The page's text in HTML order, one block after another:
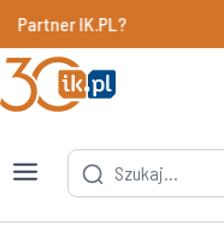
IK.PL?